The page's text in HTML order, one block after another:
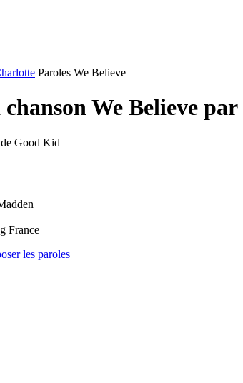
Paroles We Believe
We Believe par
Good Kid
France
les paroles